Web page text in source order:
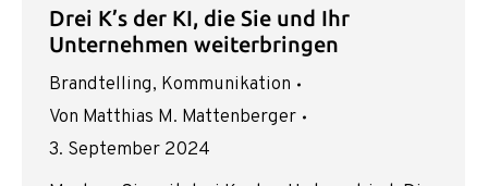
Drei K’s der KI, die Sie und Ihr
Unternehmen weiterbringen
Brandtelling, Kommunikation
Von Matthias M. Mattenberger
3. September 2024